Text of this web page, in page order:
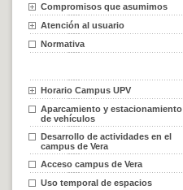
Compromisos que asumimos
Atención al usuario
Normativa
Horario Campus UPV
Aparcamiento y estacionamiento
de vehículos
Desarrollo de actividades en el
campus de Vera
Acceso campus de Vera
Uso temporal de espacios